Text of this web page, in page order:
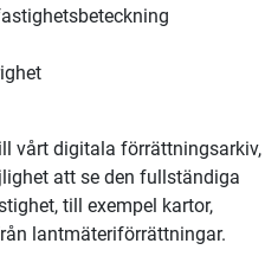
vårt digitala förrättningsarkiv,
att se den fullständiga
till exempel kartor,
lantmäteriförrättningar.